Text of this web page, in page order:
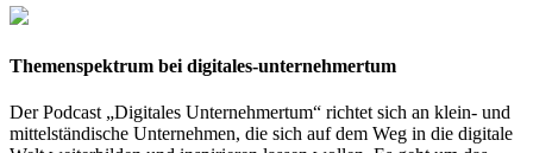
Themenspektrum bei digitales-unternehmertum
Der Podcast „Digitales Unternehmertum“ richtet sich an klein- und
mittelständische Unternehmen, die sich auf dem Weg in die digitale